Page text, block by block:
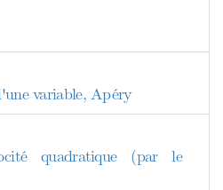
variable, Apéry
quadratique (par le